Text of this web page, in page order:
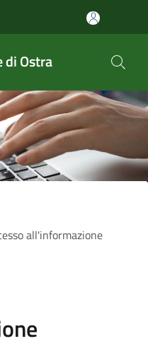
di Ostra
all'informazione